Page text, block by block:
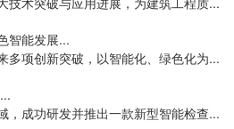
智能发展​...
多项创新突破，以智能化、绿色化为...
，成功研发并推出一款新型智能检查...